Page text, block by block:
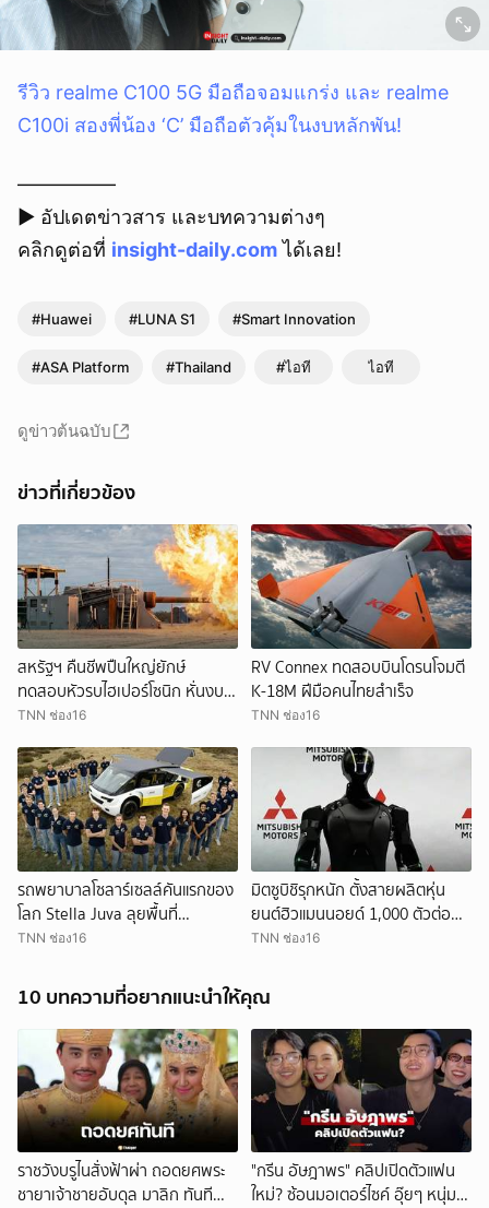
รีวิว realme C100 5G มือถือจอมแกร่ง และ realme
C100i สองพี่น้อง ‘C’ มือถือตัวคุ้มในงบหลักพัน!
—————
▶︎ อัปเดตข่าวสาร และบทความต่างๆ
คลิกดูต่อที่ insight-daily.comได้เลย!
#Huawei #LUNA S1 #Smart Innovation
#ASA Platform #Thailand #ไอที ไอที
ดูข่าวต้นฉบับ
ข่าวที่เกี่ยวข้อง
สหรัฐฯ คืนชีพปืนใหญ่ยักษ์
ทดสอบหัวรบไฮเปอร์โซนิก หั่นงบ
มหาศาล
TNN ช่อง16
RV Connex ทดสอบบินโดรนโจมตี
K-18M ฝีมือคนไทยสำเร็จ
TNN ช่อง16
รถพยาบาลโซลาร์เซลล์คันแรกของ
โลก Stella Juva ลุยพื้นที่
ทุรกันดาร
TNN ช่อง16
มิตซูบิชิรุกหนัก ตั้งสายผลิตหุ่น
ยนต์ฮิวแมนนอยด์ 1,000 ตัวต่อ
เดือน
TNN ช่อง16
10 บทความที่อยากแนะนำให้คุณ
ราชวังบรูไนสั่งฟ้าผ่า ถอดยศพระ
ชายาเจ้าชายอับดุล มาลิก ทันที
"กรีน อัษฎาพร" คลิปเปิดตัวแฟน
ใหม่? ซ้อนมอเตอร์ไซค์ อุ๊ยๆ หนุ่ม